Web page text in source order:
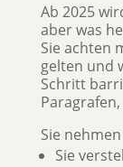
Ab 2025
aber was
Sie achten
gelten und
Schritt
Sie
Sie